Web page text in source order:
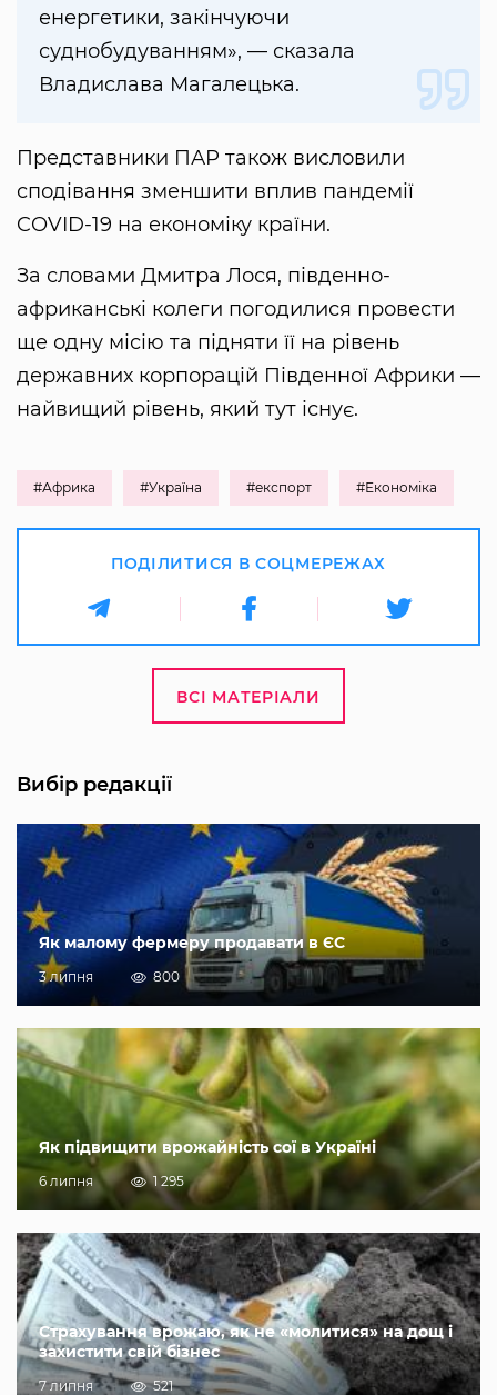
енергетики, закінчуючи
суднобудуванням», — сказала
Владислава Магалецька.
Представники ПАР також висловили
сподівання зменшити вплив пандемії
COVID-19 на економіку країни.
За словами Дмитра Лося, південно-
африканські колеги погодилися провести
ще одну місію та підняти її на рівень
державних корпорацій Південної Африки —
найвищий рівень, який тут існує.
#Африка #Україна #експорт #Економіка
ПОДІЛИТИСЯ В СОЦМЕРЕЖАХ
ВСІ МАТЕРІАЛИ
Вибір редакції
Як малому фермеру продавати в ЄС
3 липня 800
Як підвищити врожайність сої в Україні
6 липня 1 295
Страхування врожаю, як не «молитися» на дощ і
захистити свій бізнес
7 липня 521